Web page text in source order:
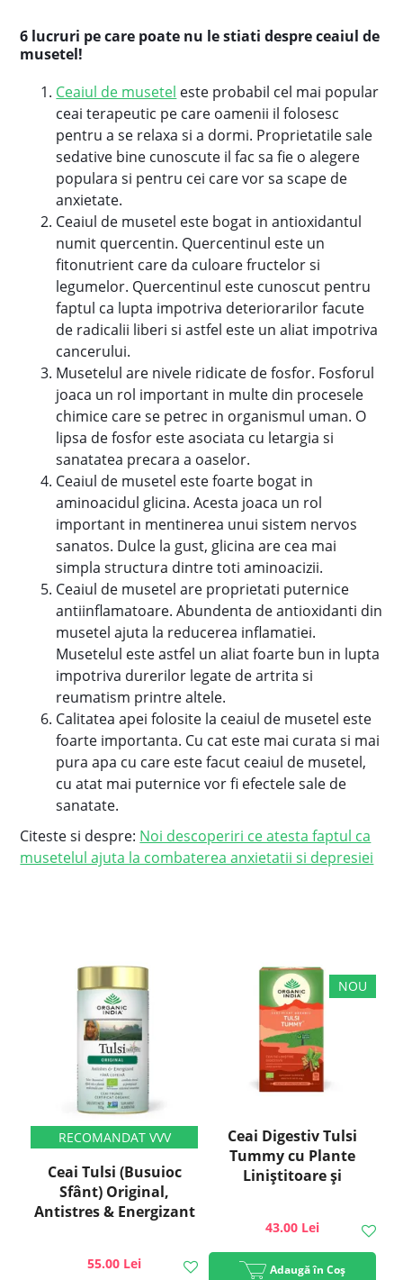
6 lucruri pe care poate nu le stiati despre ceaiul de
musetel!
Ceaiul de musetel este probabil cel mai popular
ceai terapeutic pe care oamenii il folosesc
pentru a se relaxa si a dormi. Proprietatile sale
sedative bine cunoscute il fac sa fie o alegere
populara si pentru cei care vor sa scape de
anxietate.
Ceaiul de musetel este bogat in antioxidantul
numit quercentin. Quercentinul este un
fitonutrient care da culoare fructelor si
legumelor. Quercentinul este cunoscut pentru
faptul ca lupta impotriva deteriorarilor facute
de radicalii liberi si astfel este un aliat impotriva
cancerului.
Musetelul are nivele ridicate de fosfor. Fosforul
joaca un rol important in multe din procesele
chimice care se petrec in organismul uman. O
lipsa de fosfor este asociata cu letargia si
sanatatea precara a oaselor.
Ceaiul de musetel este foarte bogat in
aminoacidul glicina. Acesta joaca un rol
important in mentinerea unui sistem nervos
sanatos. Dulce la gust, glicina are cea mai
simpla structura dintre toti aminoacizii.
Ceaiul de musetel are proprietati puternice
antiinflamatoare. Abundenta de antioxidanti din
musetel ajuta la reducerea inflamatiei.
Musetelul este astfel un aliat foarte bun in lupta
impotriva durerilor legate de artrita si
reumatism printre altele.
Calitatea apei folosite la ceaiul de musetel este
foarte importanta. Cu cat este mai curata si mai
pura apa cu care este facut ceaiul de musetel,
cu atat mai puternice vor fi efectele sale de
sanatate.
Citeste si despre: Noi descoperiri ce atesta faptul ca
musetelul ajuta la combaterea anxietatii si depresiei
Ceai Tulsi (Busuioc
Sfânt) Original,
Antistres & Energizant
55.00 Lei
Ceai Digestiv Tulsi
Tummy cu Plante
Liniștitoare și
43.00 Lei
Adaugă în Coș